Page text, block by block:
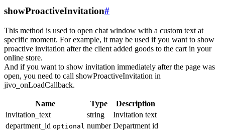
showProactiveInvitation#
This method is used to open chat window with a custom text at
specific moment. For example, it may be used if you want to show
proactive invitation after the client added goods to the cart in your
online store.
And if you want to show invitation immediately after the page was
open, you need to call showProactiveInvitation in
jivo_onLoadCallback.
Name Type
Description
invitation_text
string
Invitation text
department_id optional number Department id